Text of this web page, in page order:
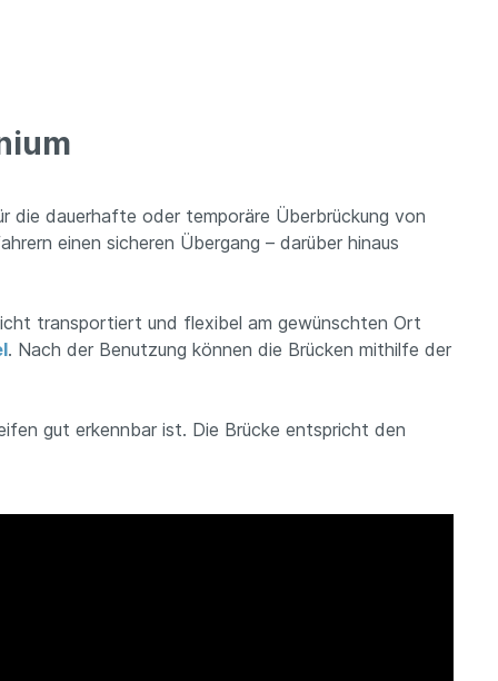
die dauerhafte oder temporäre Überbrückung von
einen sicheren Übergang – darüber hinaus
transportiert und flexibel am gewünschten Ort
. Nach der Benutzung können die Brücken mithilfe der
gut erkennbar ist. Die Brücke entspricht den